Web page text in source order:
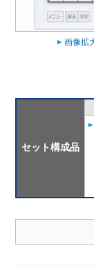
画像拡
セット構成品